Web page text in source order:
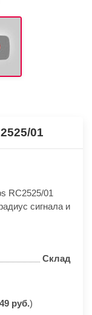
01
RC2525/01
сигнала и
Склад
руб.)